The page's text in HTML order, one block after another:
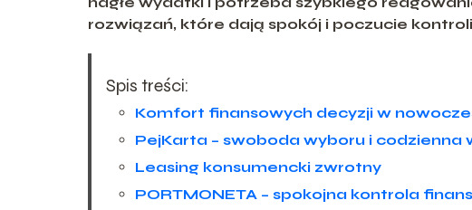
rozwiązań, które dają spokój i poczucie
Spis treści:
Komfort finansowych decyzji w
PejKarta – swoboda wyboru i codzienna
Leasing konsumencki zwrotny
PORTMONETA – spokojna kontrola